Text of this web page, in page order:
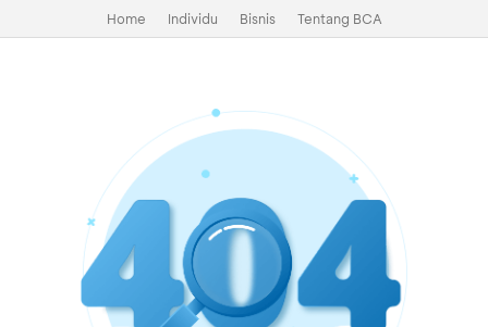
Home Individu Bisnis Tentang BCA